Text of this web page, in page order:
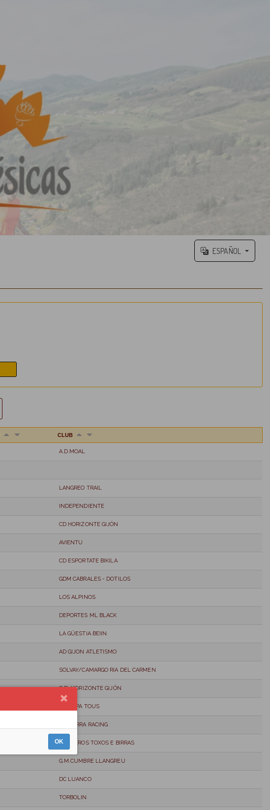
ESPAÑOL
CLUB
A.D.MOAL
LANGREO TRAIL
INDEPENDIENTE
CD HORIZONTE GIJÓN
AVIENTU
CD ESPORTATE BIKILA
GDM CABRALES - DOTILOS
LOS ALPINOS
DEPORTES ML BLACK
LA GÜESTIA BEIIN
AD GIJON ATLETISMO
SOLVAY/CAMARGO RIA DEL CARMEN
C.D. HORIZONTE GIJÓN
TOUS PA TOUS
CHATARRA RACING
TRAILEROS TOXOS E BIRRAS
G.M.CUMBRE LLANGREU
DC LUANCO
TORBOLIN
OK